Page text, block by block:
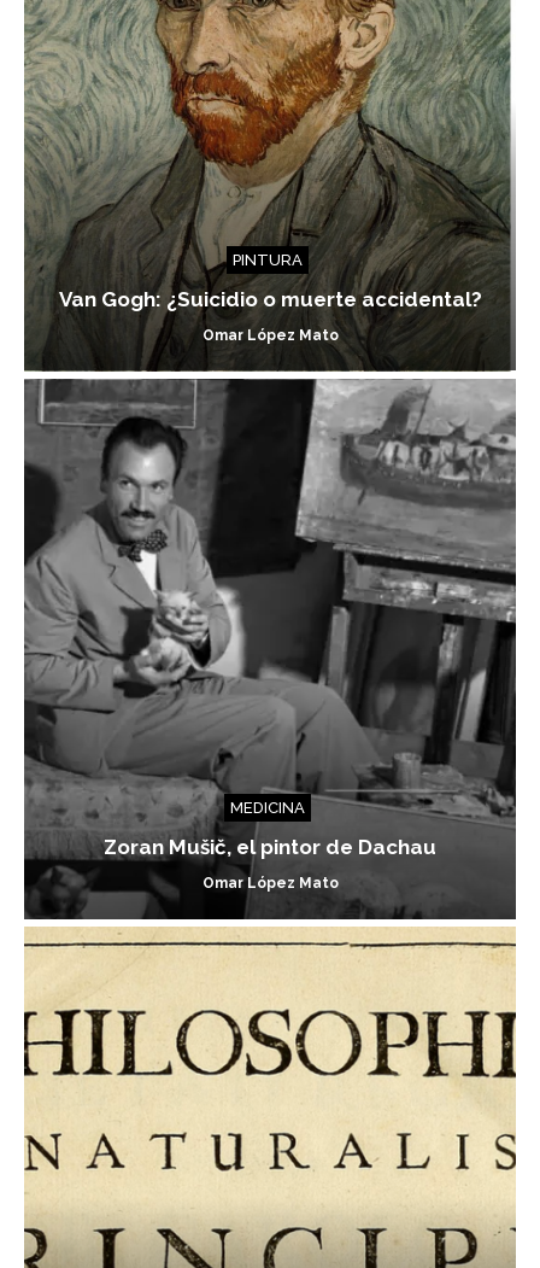
PINTURA
Van Gogh: ¿Suicidio o muerte accidental?
Omar López Mato
MEDICINA
Zoran Mušič, el pintor de Dachau
Omar López Mato